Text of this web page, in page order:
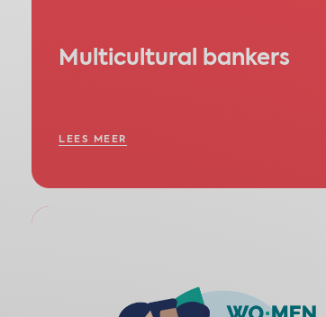
Multicultural bankers
LEES MEER